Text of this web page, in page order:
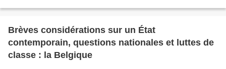
Brèves considérations sur un État
contemporain, questions nationales et luttes de
classe : la Belgique